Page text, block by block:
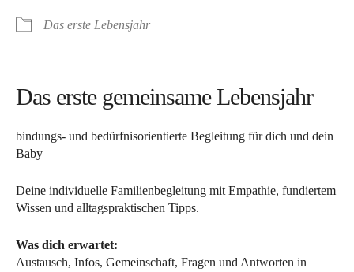
Das erste Lebensjahr
Das erste gemeinsame Lebensjahr
bindungs- und bedürfnisorientierte Begleitung für dich und dein
Baby
Deine individuelle Familienbegleitung mit Empathie, fundiertem
Wissen und alltagspraktischen Tipps.
Was dich erwartet:
Austausch, Infos, Gemeinschaft, Fragen und Antworten in